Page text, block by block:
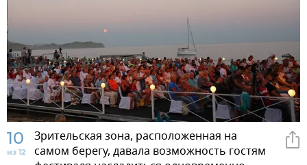
10
из 12
Зрительская зона, расположенная на
самом берегу, давала возможность гостям